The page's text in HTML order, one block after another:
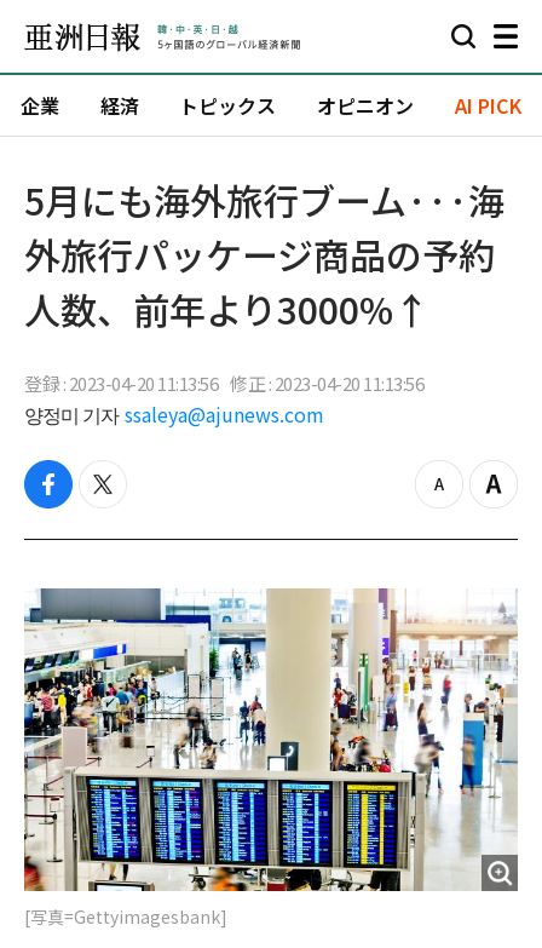
企業 経済 トピックス オピニオン AI PICK
5月にも海外旅行ブーム···海
外旅行パッケージ商品の予約
人数、前年より3000%↑
登録 : 2023-04-20 11:13:56 修正 : 2023-04-20 11:13:56
양정미 기자 ssaleya@ajunews.com
f
c
b
o
o
k
t
i
t
e
r
z
o
t
Z
o
n
[写真=Gettyimagesbank]